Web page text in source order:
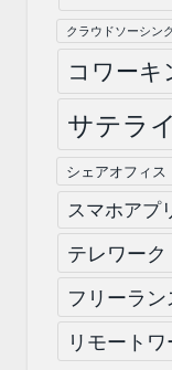
クラウドソーシン
コワーキ
サテラ
シェアオフィス
スマホアプ
テレワーク
フリーラン
リモートワ